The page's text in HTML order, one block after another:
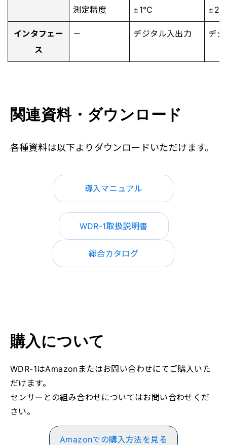
測定精度 ±1℃
インタフェー
ス
－ デジタル入出力 デ
関連資料・ダウンロード
各種資料は以下よりダウンロードいただけます。
導入マニュアル
WDR-1取扱説明書
総合カタログ
購入について
WDR-1はAmazonまたはお問い合わせにてご購入いた
だけます。
センサーとの組み合わせについてはお問い合わせくだ
さい。
Amazonでの購入方法を見る